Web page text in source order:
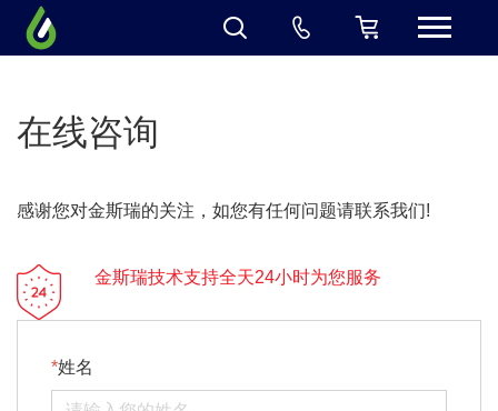
在线咨询
感谢您对金斯瑞的关注，如您有任何问题请联系我们!
金斯瑞技术支持全天24小时为您服务
姓名